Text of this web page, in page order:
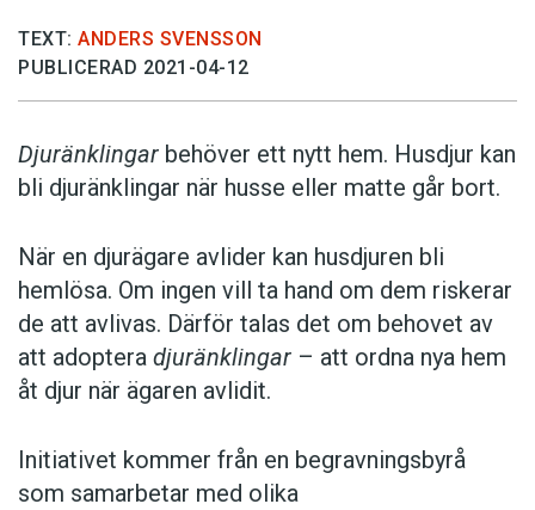
TEXT: ANDERS SVENSSON
PUBLICERAD 2021-04-12
Djuränklingar behöver ett nytt hem. Husdjur kan
bli djuränklingar när husse eller matte går bort.
När en djurägare avlider kan husdjuren bli
hemlösa. Om ingen vill ta hand om dem riskerar
de att avlivas. Därför talas det om behovet av
att adoptera djuränklingar – att ordna nya hem
åt djur när ägaren avlidit.
Initiativet kommer från en begravningsbyrå
som samarbetar med olika